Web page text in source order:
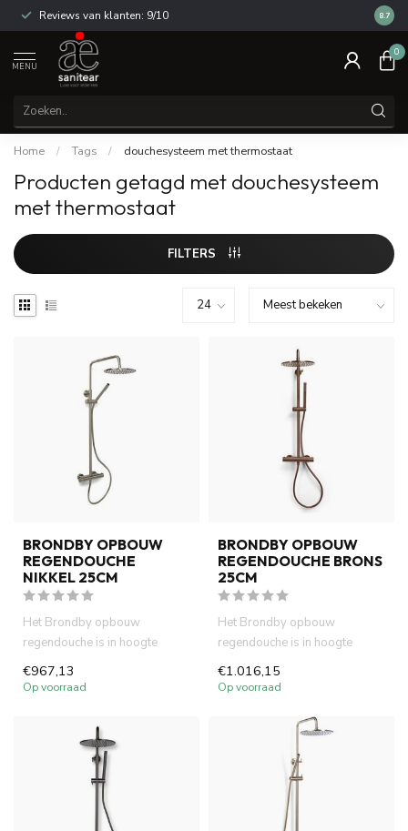
Reviews van klanten: 9/10 14
8.7
MENU
0
Home / Tags / douchesysteem met thermostaat
Producten getagd met douchesysteem
met thermostaat
FILTERS
BRONDBY OPBOUW
REGENDOUCHE
NIKKEL 25CM
Het Brondby opbouw
regendouche is in hoogte
verstelbaar en voorzien van
een ther...
€967,13
Op voorraad
BRONDBY OPBOUW
REGENDOUCHE BRONS
25CM
Het Brondby opbouw
regendouche is in hoogte
verstelbaar en voorzien van
een ther...
€1.016,15
Op voorraad